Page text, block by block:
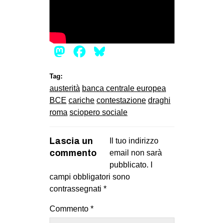
Mastodon
Facebook
Tag:
austerità banca centrale europea
BCE cariche contestazione draghi
roma sciopero sociale
Lascia un
commento
Il tuo indirizzo
email non sarà
pubblicato.
campi obbligatori sono
contrassegnati *
Commento *